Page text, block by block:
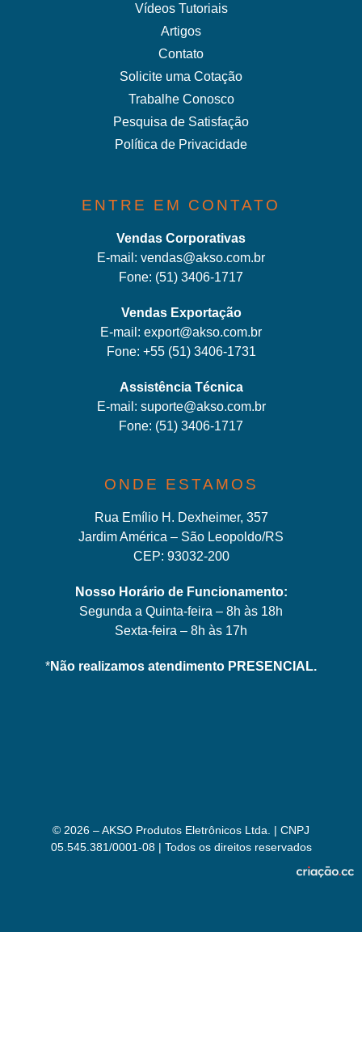
Vídeos Tutoriais
Artigos
Contato
Solicite uma Cotação
Trabalhe Conosco
Pesquisa de Satisfação
Política de Privacidade
ENTRE EM CONTATO
Vendas Corporativas
E-mail: vendas@akso.com.br
Fone: (51) 3406-1717
Vendas Exportação
E-mail: export@akso.com.br
Fone: +55 (51) 3406-1731
Assistência Técnica
E-mail: suporte@akso.com.br
Fone: (51) 3406-1717
ONDE ESTAMOS
Rua Emílio H. Dexheimer, 357
Jardim América – São Leopoldo/RS
CEP: 93032-200
Nosso Horário de Funcionamento:
Segunda a Quinta-feira – 8h às 18h
Sexta-feira – 8h às 17h
*Não realizamos atendimento PRESENCIAL.
© 2026 – AKSO Produtos Eletrônicos Ltda. | CNPJ
05.545.381/0001-08 | Todos os direitos reservados